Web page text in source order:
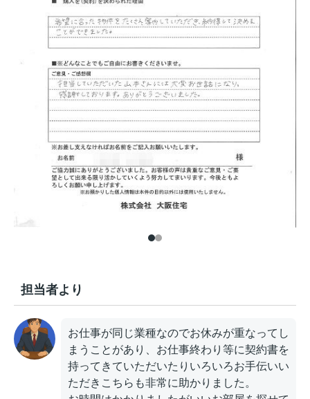
担当者より
お仕事が同じ業種なのでお休みが重なってし
まうことがあり、お仕事終わり等に契約書を
持ってきていただいたりいろいろお手伝いい
ただきこちらも非常に助かりました。